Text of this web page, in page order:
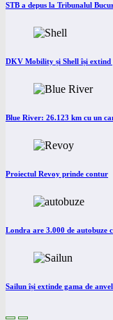
STB a depus la Tribunalul
DKV Mobility și Shell își
Blue River: 26.123 km cu un
Proiectul Revoy prinde contur
Londra are 3.000 de autobuze
Sailun își extinde gama de